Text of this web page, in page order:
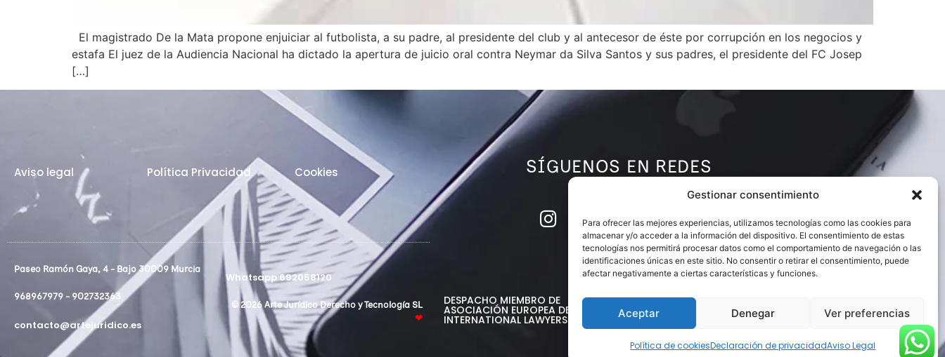
Gestionar consentimiento
Para ofrecer las mejores experiencias, utilizamos tecnologías como las cookies para
almacenar y/o acceder a la información del dispositivo. El consentimiento de estas
tecnologías nos permitirá procesar datos como el comportamiento de navegación o las
identificaciones únicas en este sitio. No consentir o retirar el consentimiento, puede
afectar negativamente a ciertas características y funciones.
Aceptar Denegar Ver preferencias
Política de cookiesDeclaración de privacidadAviso Legal
El magistrado De la Mata propone enjuiciar al futbolista, a su padre, al presidente del club y al antecesor de éste por corrupción en los negocios y
estafa El juez de la Audiencia Nacional ha dictado la apertura de juicio oral contra Neymar da Silva Santos y sus padres, el presidente del FC Josep
[…]
Aviso legal Política Privacidad Cookies
Paseo Ramón Gaya, 4 - Bajo 30009 Murcia
968967979 - 902732363
contacto@artejuridico.es
Whatsapp 692058120
© 2026 Arte Jurídico Derecho y Tecnología SL
❤
SÍGUENOS EN REDES
DESPACHO MIEMBRO DE
ASOCIACIÓN EUROPEA DE ABOGADOS
INTERNATIONAL LAWYERS NETWORK